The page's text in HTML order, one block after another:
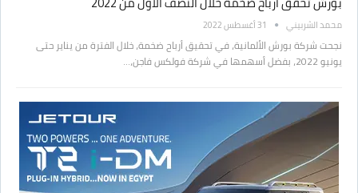
محمد الشربيني 31 أغسطس 2022
نجحت شركة بورش الألمانية، في تحقيق أرباح ضخمة، خلال الفترة من يناير حتى
يونيو 2022، بفضل أسهمها في شركة فولكس فاجن،…